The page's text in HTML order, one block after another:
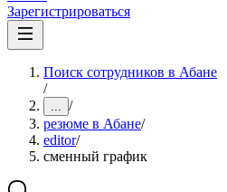
Зарегистрироваться
Поиск сотрудников в Абане
/
... /
резюме в Абане/
editor/
сменный график